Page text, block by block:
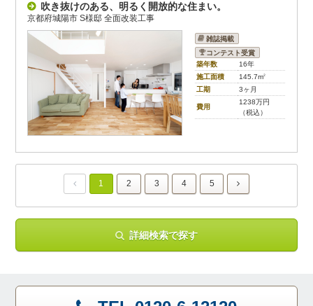
吹き抜けのある、明るく開放的な住まい。
京都府城陽市 S様邸 全面改装工事
雑誌掲載
コンテスト受賞
築年数
16年
施工面積
145.7m2
工期 3ヶ月
費用
1238万円
（税込）
1 2 3 4 5
詳細検索で探す